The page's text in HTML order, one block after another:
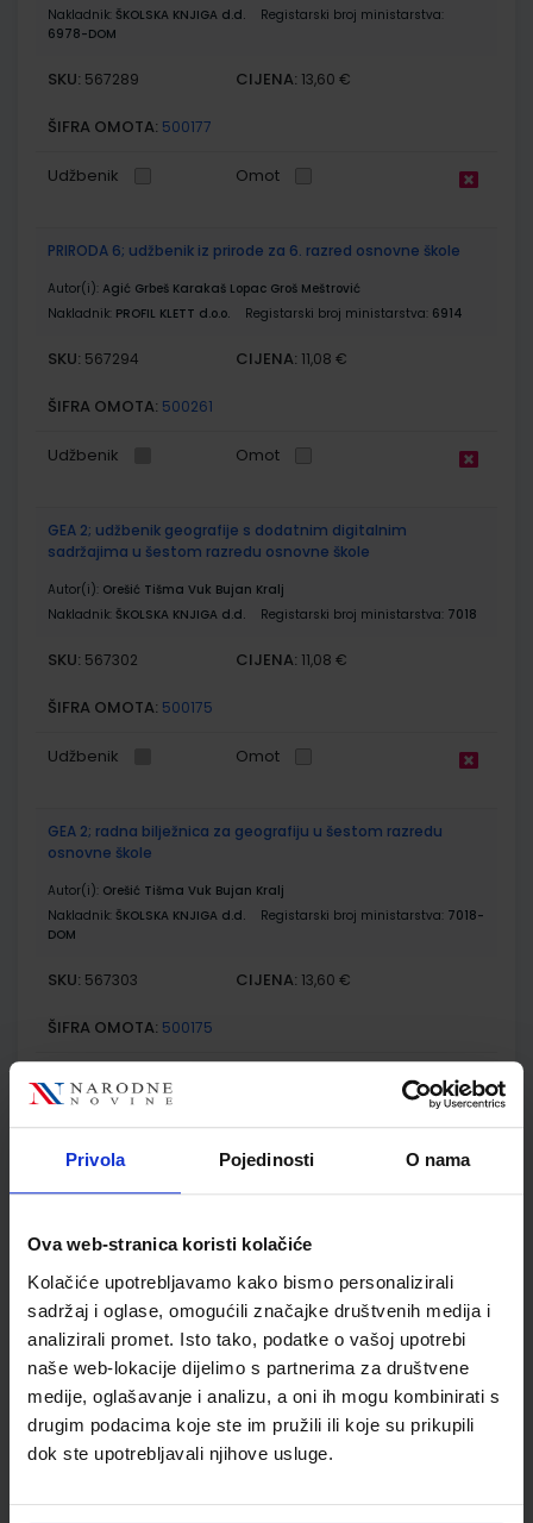
Privola Pojedinosti O nama
Ova web-stranica koristi kolačiće
Kolačiće upotrebljavamo kako bismo personalizirali
sadržaj i oglase, omogućili značajke društvenih medija i
analizirali promet. Isto tako, podatke o vašoj upotrebi
naše web-lokacije dijelimo s partnerima za društvene
medije, oglašavanje i analizu, a oni ih mogu kombinirati s
drugim podacima koje ste im pružili ili koje su prikupili
dok ste upotrebljavali njihove usluge.
Nakladnik: ŠKOLSKA KNJIGA d.d.
Registarski broj ministarstva:
6978-DOM
SKU: 567289 CIJENA: 13,60 €
ŠIFRA OMOTA: 500177
Udžbenik Omot
PRIRODA 6; udžbenik iz prirode za 6. razred osnovne škole
Autor(i): Agić Grbeš Karakaš Lopac Groš Meštrović
Nakladnik: PROFIL KLETT d.o.o. Registarski broj ministarstva: 6914
SKU: 567294 CIJENA: 11,08 €
ŠIFRA OMOTA: 500261
Udžbenik Omot
GEA 2; udžbenik geografije s dodatnim digitalnim
sadržajima u šestom razredu osnovne škole
Autor(i): Orešić Tišma Vuk Bujan Kralj
Nakladnik: ŠKOLSKA KNJIGA d.d. Registarski broj ministarstva: 7018
SKU: 567302 CIJENA: 11,08 €
ŠIFRA OMOTA: 500175
Udžbenik Omot
GEA 2; radna bilježnica za geografiju u šestom razredu
osnovne škole
Autor(i): Orešić Tišma Vuk Bujan Kralj
Nakladnik: ŠKOLSKA KNJIGA d.d. Registarski broj ministarstva: 7018-
DOM
SKU: 567303 CIJENA: 13,60 €
ŠIFRA OMOTA: 500175
KLIO 6; udžbenik povijesti s dodatnim digitalnim sadržajima
u šestom razredu osnovne škole
Nakladnik:
ŠKOLSKA KNJIGA d.d. Registarski broj ministarstva:
SKU:567309 CIJENA:11,08 €
ŠIFRA OMOTA: 500163
Udžbenik Omot
KLIO 6; radna bilježnica za povijest u šestom razredu